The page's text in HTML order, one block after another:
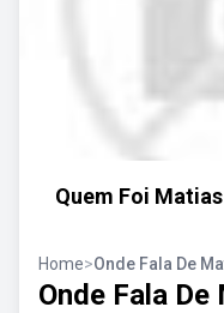
Quem Foi
Home>Onde Fala De
Onde Fala